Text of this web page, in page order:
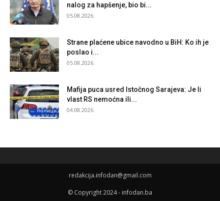
nalog za hapšenje, bio bi...
05.08.2026.
Strane plaćene ubice navodno u BiH: Ko ih je
poslao i...
05.08.2026.
Mafija puca usred Istočnog Sarajeva: Je li
vlast RS nemoćna ili...
04.08.2026.
redakcija.infodan@gmail.com
© Copyright 2024 - infodan.ba